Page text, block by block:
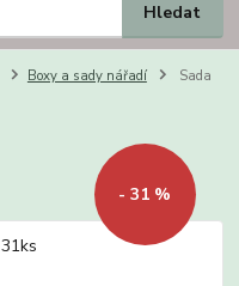
Hledat
Boxy a sady nářadí
Sada
- 31 %